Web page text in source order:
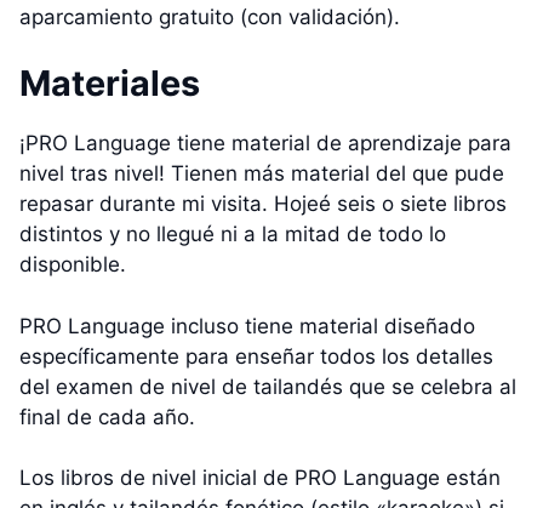
aparcamiento gratuito (con validación).
Materiales
¡PRO Language tiene material de aprendizaje para
nivel tras nivel! Tienen más material del que pude
repasar durante mi visita. Hojeé seis o siete libros
distintos y no llegué ni a la mitad de todo lo
disponible.
PRO Language incluso tiene material diseñado
específicamente para enseñar todos los detalles
del examen de nivel de tailandés que se celebra al
final de cada año.
Los libros de nivel inicial de PRO Language están